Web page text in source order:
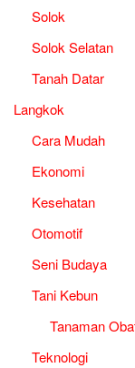
Solok
Solok Selatan
Tanah Datar
Langkok
Cara Mudah
Ekonomi
Kesehatan
Otomotif
Seni Budaya
Tani Kebun
Tanaman
Teknologi